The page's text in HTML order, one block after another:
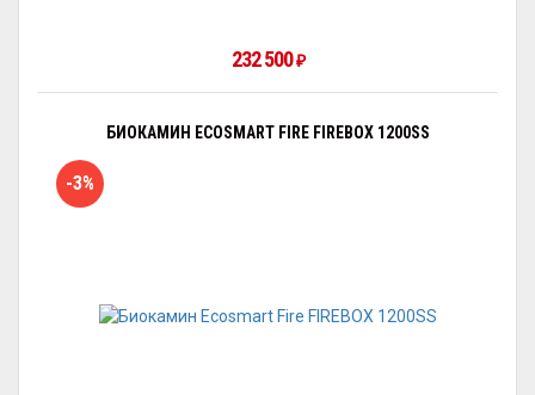
232 500₽
БИОКАМИН ECOSMART FIRE FIREBOX 1200SS
-3%